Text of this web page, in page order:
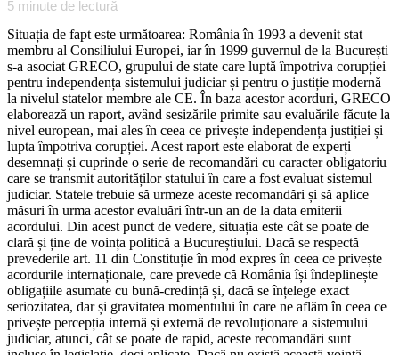
5 minute de lectură
Situația de fapt este următoarea: România în 1993 a devenit stat
membru al Consiliului Europei, iar în 1999 guvernul de la București
s-a asociat GRECO, grupului de state care luptă împotriva corupției
pentru independența sistemului judiciar și pentru o justiție modernă
la nivelul statelor membre ale CE. În baza acestor acorduri, GRECO
elaborează un raport, având sesizările primite sau evaluările făcute la
nivel european, mai ales în ceea ce privește independența justiției și
lupta împotriva corupției. Acest raport este elaborat de experți
desemnați și cuprinde o serie de recomandări cu caracter obligatoriu
care se transmit autorităților statului în care a fost evaluat sistemul
judiciar. Statele trebuie să urmeze aceste recomandări și să aplice
măsuri în urma acestor evaluări într-un an de la data emiterii
acordului. Din acest punct de vedere, situația este cât se poate de
clară și ține de voința politică a Bucureștiului. Dacă se respectă
prevederile art. 11 din Constituție în mod expres în ceea ce privește
acordurile internaționale, care prevede că România își îndeplinește
obligațiile asumate cu bună-credință și, dacă se înțelege exact
seriozitatea, dar și gravitatea momentului în care ne aflăm în ceea ce
privește percepția internă și externă de revoluționare a sistemului
judiciar, atunci, cât se poate de rapid, aceste recomandări sunt